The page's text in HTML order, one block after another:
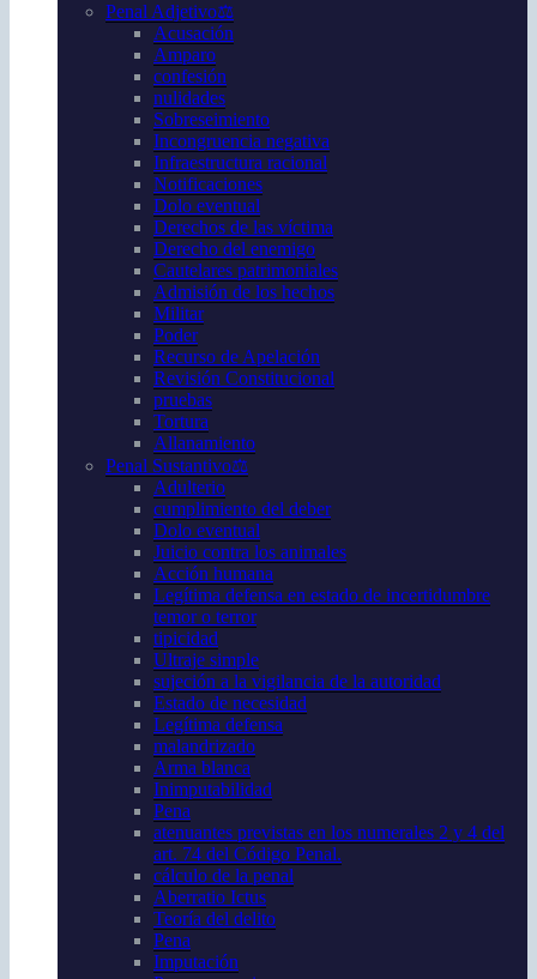
Penal Adjetivo⚖️
Acusación
Amparo
confesión
nulidades
Sobreseimiento
Incongruencia negativa
Infraestructura racional
Notificaciones
Dolo eventual
Derechos de las víctima
Derecho del enemigo
Cautelares patrimoniales
Admisión de los hechos
Militar
Poder
Recurso de Apelación
Revisión Constitucional
pruebas
Tortura
Allanamiento
Penal Sustantivo⚖️
Adulterio
cumplimiento del deber
Dolo eventual
Juicio contra los animales
Acción humana
Legítima defensa en estado de incertidumbre
temor o terror
tipicidad
Ultraje simple
sujeción a la vigilancia de la autoridad
Estado de necesidad
Legítima defensa
malandrizado
Arma blanca
Inimputabilidad
Pena
atenuantes previstas en los numerales 2 y 4 del
art. 74 del Código Penal.
cálculo de la penal
Aberratio Ictus
Teoría del delito
Pena
Imputación